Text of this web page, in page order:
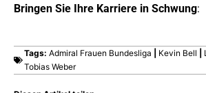
Bringen Sie Ihre Karriere in Schwung:
Tags: Admiral Frauen Bundesliga Kevin Bell
Tobias Weber